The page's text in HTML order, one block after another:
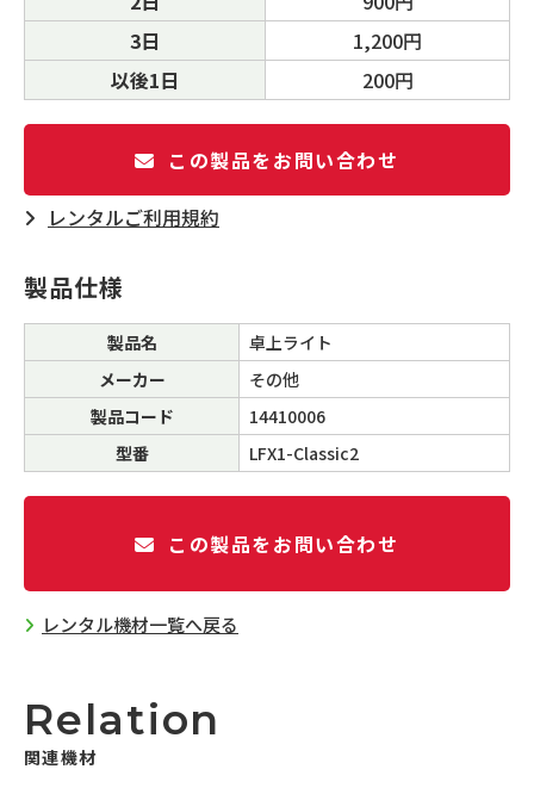
3日
1,200円
以後1日
200円
この製品をお問い合わせ
レンタルご利⽤規約
製品仕様
製品名
卓上ライト
メーカー
その他
製品コード
14410006
型番
LFX1-Classic2
この製品をお問い合わせ
レンタル機材一覧へ戻る
Relation
関連機材